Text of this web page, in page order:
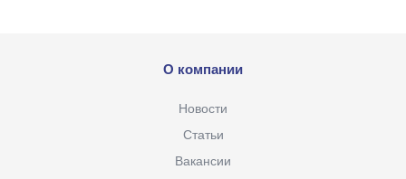
О компании
Новости
Статьи
Вакансии